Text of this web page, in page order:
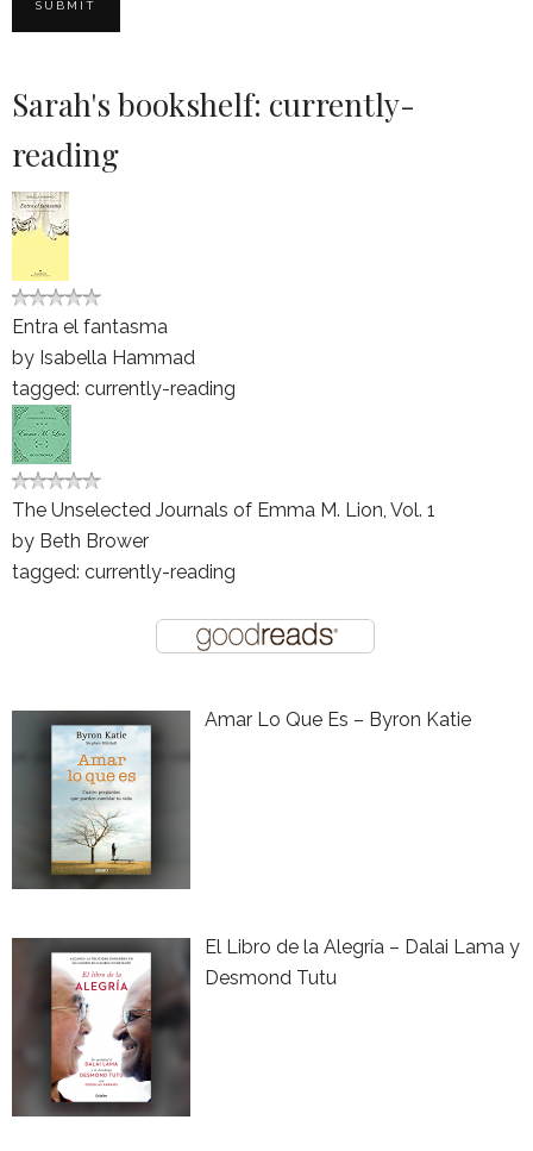
Sarah's bookshelf: currently-
reading
Entra el fantasma
by Isabella Hammad
tagged: currently-reading
The Unselected Journals of Emma M. Lion, Vol. 1
by Beth Brower
tagged: currently-reading
Amar Lo Que Es – Byron Katie
El Libro de la Alegría – Dalai Lama y
Desmond Tutu